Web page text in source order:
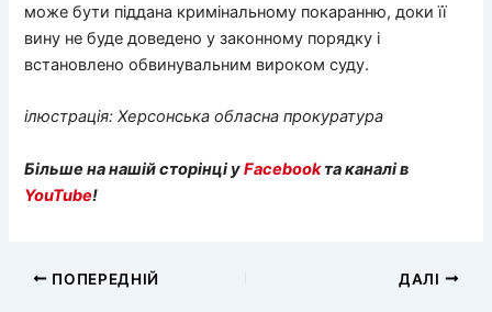
може бути піддана кримінальному покаранню, доки її
вину не буде доведено у законному порядку і
встановлено обвинувальним вироком суду.
ілюстрація: Херсонська обласна прокуратура
Більше на нашій сторінці уFacebookта каналі в
YouTube!
ПОПЕРЕДНІЙ ДАЛІ